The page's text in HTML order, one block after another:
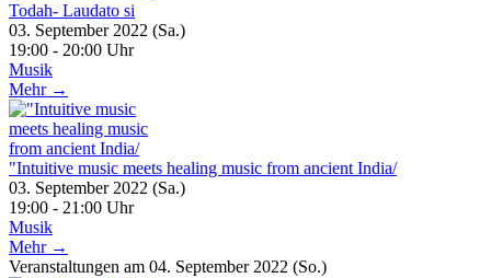
Todah- Laudato si
03. September 2022 (Sa.)
19:00 - 20:00 Uhr
Musik
Mehr →
"Intuitive music meets healing music from ancient India/
03. September 2022 (Sa.)
19:00 - 21:00 Uhr
Musik
Mehr →
Veranstaltungen am 04. September 2022 (So.)